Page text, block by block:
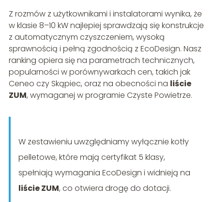
Z rozmów z użytkownikami i instalatorami wynika, że
w klasie 8–10 kW najlepiej sprawdzają się konstrukcje
z automatycznym czyszczeniem, wysoką
sprawnością i pełną zgodnością z EcoDesign. Nasz
ranking opiera się na parametrach technicznych,
popularności w porównywarkach cen, takich jak
Ceneo czy Skąpiec, oraz na obecności na liście
ZUM, wymaganej w programie Czyste Powietrze.
W zestawieniu uwzględniamy wyłącznie kotły
pelletowe, które mają certyfikat 5 klasy,
spełniają wymagania EcoDesign i widnieją na
liście ZUM, co otwiera drogę do dotacji.